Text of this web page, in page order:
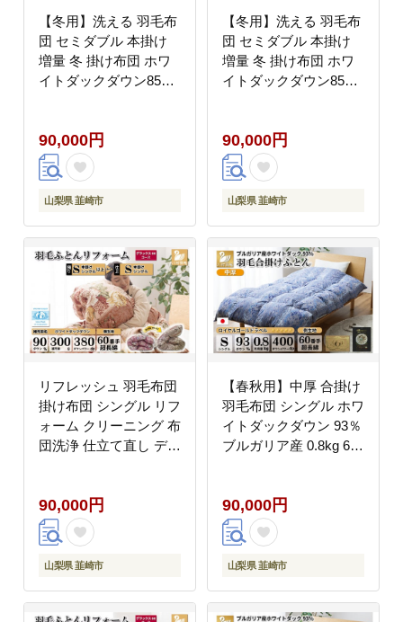
【冬用】洗える 羽毛布
団 セミダブル 本掛け
増量 冬 掛け布団 ホワ
イトダックダウン85％
ふとん 本掛け布団 4つ
星 エクセルゴールドラ
ベル ダウンケット 寝具
掛布団 羽毛掛け布団 コ
臭 防汚加工 柔軟加工
防ダニ [川村羽毛 山梨
県 韮崎市 20742915]
90,000円
山梨県 韮崎市
【冬用】洗える 羽毛布
団 セミダブル 本掛け
増量 冬 掛け布団 ホワ
イトダックダウン85％
ールドラベル 羽毛 布団
羽毛ふとん 本掛け布団
ダウンケット 寝具 掛布
団 羽毛掛け布団 コイン
汚加工 柔軟加工 防ダニ
[川村羽毛 山梨県 韮崎
市 20742901]
90,000円
山梨県 韮崎市
リフレッシュ 羽毛布団
掛け布団 シングル リフ
ォーム クリーニング 布
団洗浄 仕立て直し デラ
超長綿 赤 柄おまかせ】
布団打ち直し 布団リフ
ォーム リフレッシュサ
ービス 布団 羽毛 ふと
羽毛ぶとん 打ち直し 抗
90,000円
山梨県 韮崎市
【春秋用】中厚 合掛け
羽毛布団 シングル ホワ
イトダックダウン 93％
ブルガリア産 0.8kg 60
韮崎市 20741797] 布団
日本製
90,000円
山梨県 韮崎市